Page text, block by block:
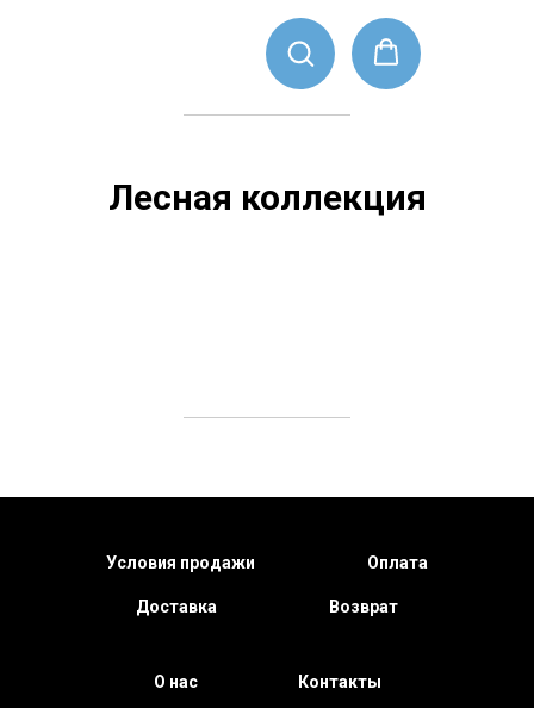
Лесная коллекция
Условия продажи Оплата
Доставка Возврат
О нас Контакты